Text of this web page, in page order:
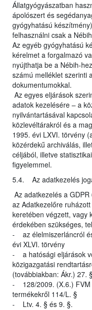
Állatgyógyászatban
ápolószert és
gyógyhatású
felhasználni csak a
Az egyéb gyógyhatású
kérelmet a forgalmazó
nyújthatja be a Nébih-
számú melléklet szerinti
dokumentumokkal.
Az egyes eljárások
adatok kezelésére – a
nyilvántartásával
közlevéltárakról és a
1995. évi LXVI. törvény
közérdekű archiválás,
céljából, illetve
figyelemmel.
5.4. Az adatkezelés
Az adatkezelés a
az Adatkezelőre
keretében végzett, vagy
érdekében szükséges,
- az élelmiszerláncról
évi XLVI. törvény
- a hatósági eljárások
közigazgatási
(továbbiakban: Ákr.) 27.
- 128/2009. (X.6.) FVM
termékekről 114/L. §
- Ltv. 4. § és 9. §.